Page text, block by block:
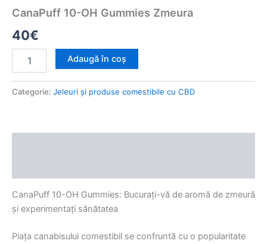
CanaPuff 10-OH Gummies Zmeura
40€
Adaugă în coș
Categorie: Jeleuri și produse comestibile cu CBD
CanaPuff 10-OH Gummies: Bucurați-vă de aromă de zmeură
și experimentați sănătatea
Piața canabisului comestibil se confruntă cu o popularitate